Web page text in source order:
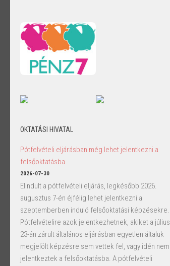
OKTATÁSI HIVATAL
Pótfelvételi eljárásban még lehet jelentkezni a
felsőoktatásba
2026-07-30
Elindult a pótfelvételi eljárás, legkésőbb 2026.
augusztus 7-én éjfélig lehet jelentkezni a
szeptemberben induló felsőoktatási képzésekre.
Pótfelvételire azok jelentkezhetnek, akiket a július
23-án zárult általános eljárásban egyetlen általuk
megjelölt képzésre sem vettek fel, vagy idén nem
jelentkeztek a felsőoktatásba. A pótfelvételi